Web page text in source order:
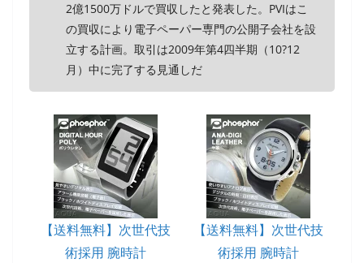
2億1500万ドルで買収したと発表した。PVIはこ
の買収により電子ペーパー専門の公開子会社を設
立する計画。取引は2009年第4四半期（10?12
月）中に完了する見通しだ
【送料無料】次世代技
術採用 腕時計
【送料無料】次世代技
術採用 腕時計